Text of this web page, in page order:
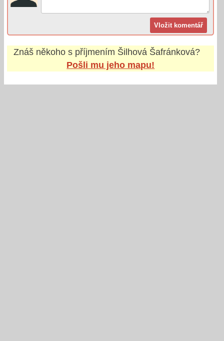
Znáš někoho s příjmením Šilhová Šafránková?
Pošli mu jeho mapu!